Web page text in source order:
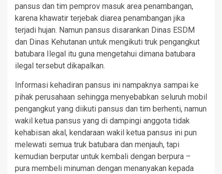
pansus dan tim pemprov masuk area penambangan,
karena khawatir terjebak diarea penambangan jika
terjadi hujan. Namun pansus disarankan Dinas ESDM
dan Dinas Kehutanan untuk mengikuti truk pengangkut
batubara Ilegal itu guna mengetahui dimana batubara
ilegal tersebut dikapalkan.
Informasi kehadiran pansus ini nampaknya sampai ke
pihak perusahaan sehingga menyebabkan seluruh mobil
pengangkut yang diikuti pansus dan tim berhenti, namun
wakil ketua pansus yang di dampingi anggota tidak
kehabisan akal, kendaraan wakil ketua pansus ini pun
melewati semua truk batubara dan menjauh, tapi
kemudian berputar untuk kembali dengan berpura –
pura membeli minuman dengan menanyakan kepada